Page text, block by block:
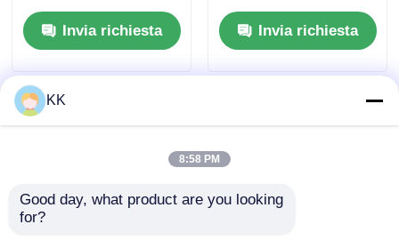
bianchezza Polvere di
BaSO4 per contrasto
a raggi X in vernici e
materie plastiche
Invia richiesta
Polvere Cristallina
Bianca per la
Produzione di Resina
PET
Invia richiesta
KK
8:58 PM
Good day, what product are you looking
for?